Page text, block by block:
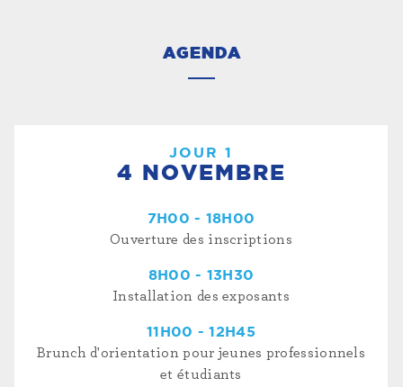
AGENDA
JOUR 1
4 NOVEMBRE
7H00 - 18H00
Ouverture des inscriptions
8H00 - 13H30
Installation des exposants
11H00 - 12H45
Brunch d'orientation pour jeunes professionnels
et étudiants